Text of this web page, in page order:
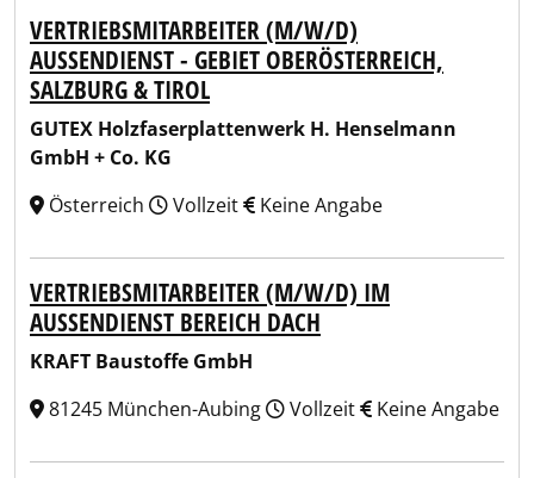
VERTRIEBSMITARBEITER (M/W/D)
AUSSENDIENST - GEBIET OBERÖSTERREICH, S
ALZBURG & TIROL
GUTEX Holzfaserplattenwerk H. Henselmann
GmbH + Co. KG
Österreich
Vollzeit Keine Angabe
VERTRIEBSMITARBEITER (M/W/D) IM
AUSSENDIENST BEREICH DACH
KRAFT Baustoffe GmbH
81245 München-Aubing
Vollzeit Keine Angabe